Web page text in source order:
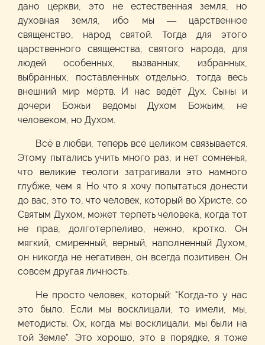
дано церкви, это не естественная земля, но
духовная земля, ибо мы — царственное
священство, народ святой. Тогда для этого
царственного священства, святого народа, для
людей особенных, вызванных, избранных,
выбранных, поставленных отдельно, тогда весь
внешний мир мёртв. И нас ведёт Дух. Сыны и
дочери Божьи ведомы Духом Божьим; не
человеком, но Духом.
Всё в любви, теперь всё целиком связывается.
Этому пытались учить много раз, и нет сомненья,
что великие теологи затрагивали это намного
глубже, чем я. Но что я хочу попытаться донести
до вас, это то, что человек, который во Христе, со
Святым Духом, может терпеть человека, когда тот
не прав, долготерпеливо, нежно, кротко. Он
мягкий, смиренный, верный, наполненный Духом,
он никогда не негативен, он всегда позитивен. Он
совсем другая личность.
Не просто человек, который: "Когда-то у нас
это было. Если мы восклицали, то имели, мы,
методисты. Ох, когда мы восклицали, мы были на
той Земле". Это хорошо, это в порядке, я тоже